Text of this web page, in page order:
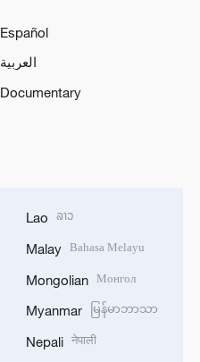
Español
العربية
Documentary
Lao ລາວ
Malay Bahasa Melayu
Mongolian Монгол
Myanmar မြန်မာဘာသာ
Nepali नेपाली